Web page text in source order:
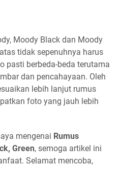
Moody Black dan Moody
tidak sepenuhnya harus
pasti berbeda-beda terutama
dan pencahayaan. Oleh
lebih lanjut rumus
foto yang jauh lebih
mengenai Rumus
Green, semoga artikel ini
Selamat mencoba,